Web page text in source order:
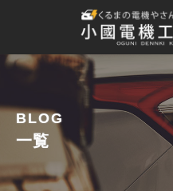
BLOG
一覧